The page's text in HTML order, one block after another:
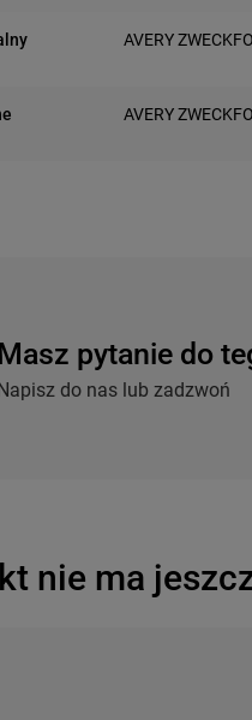
AVERY
AVERY
pytanie do
Napisz do nas lub zadzwoń
nie ma